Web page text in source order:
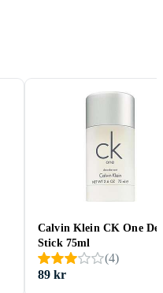
Calvin Klein CK One
Stick 75ml
(4)
89 kr